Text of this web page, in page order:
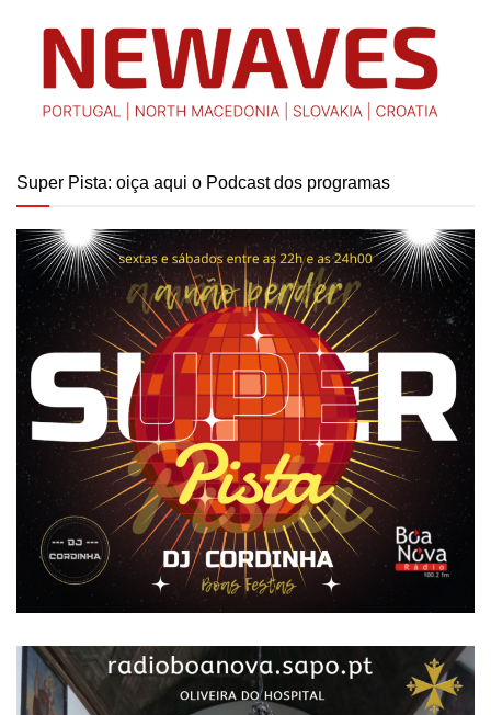
Super Pista: oiça aqui o Podcast dos programas